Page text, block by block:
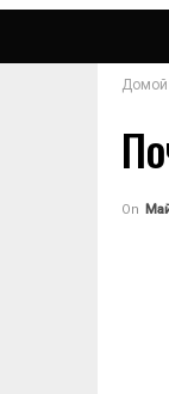
Домой
On